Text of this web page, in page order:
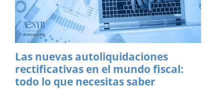
Las nuevas autoliquidaciones
rectificativas en el mundo fiscal:
todo lo que necesitas saber